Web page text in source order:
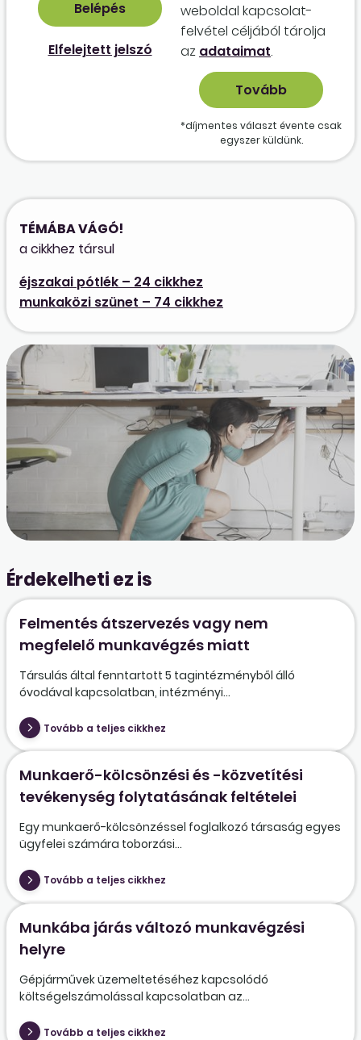
Elfelejtett jelszó
weboldal kapcso­lat­
felvétel céljából tárolja
az adataimat.
*díjmentes választ évente csak
egyszer küldünk.
TÉMÁBA VÁGÓ!
a cikkhez társul
éjszakai pótlék – 24 cikkhez
munkaközi szünet – 74 cikkhez
Érdekelheti ez is
Felmentés átszervezés vagy nem
megfelelő munkavégzés miatt
Társulás által fenntartott 5 tagintézményből álló
óvodával kapcsolatban, intézményi...
Tovább a teljes cikkhez
Munkaerő-kölcsönzési és -közvetítési
tevékenység folytatásának feltételei
Egy munkaerő-kölcsönzéssel foglalkozó társaság egyes
ügyfelei számára toborzási...
Tovább a teljes cikkhez
Munkába járás változó munkavégzési
helyre
Gépjárművek üzemeltetéséhez kapcsolódó
költségelszámolással kapcsolatban az...
Tovább a teljes cikkhez